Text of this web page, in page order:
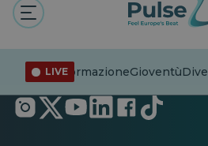
LIVE
DisinformazioneGioventù
Si
apre
Si
apre
Si
apre
Si
apre
Si
apre
Si
apre